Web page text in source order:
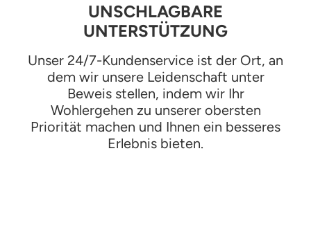
UNSCHLAGBARE
UNTERSTÜTZUNG
Unser 24/7-Kundenservice ist der Ort, an
dem wir unsere Leidenschaft unter
Beweis stellen, indem wir Ihr
Wohlergehen zu unserer obersten
Priorität machen und Ihnen ein besseres
Erlebnis bieten.